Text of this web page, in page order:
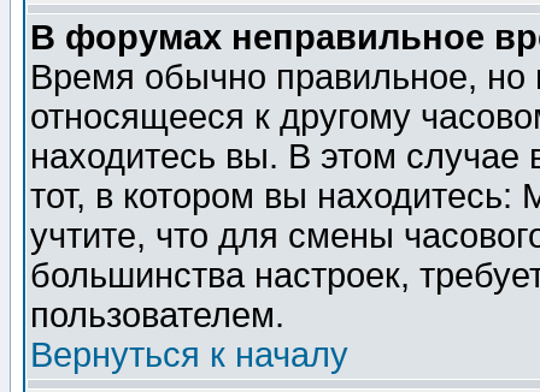
В форумах неправильное
Время обычно правильное,
относящееся к другому
находитесь вы. В этом
тот, в котором вы
учтите, что для смены
большинства настроек,
пользователем.
Вернуться к началу